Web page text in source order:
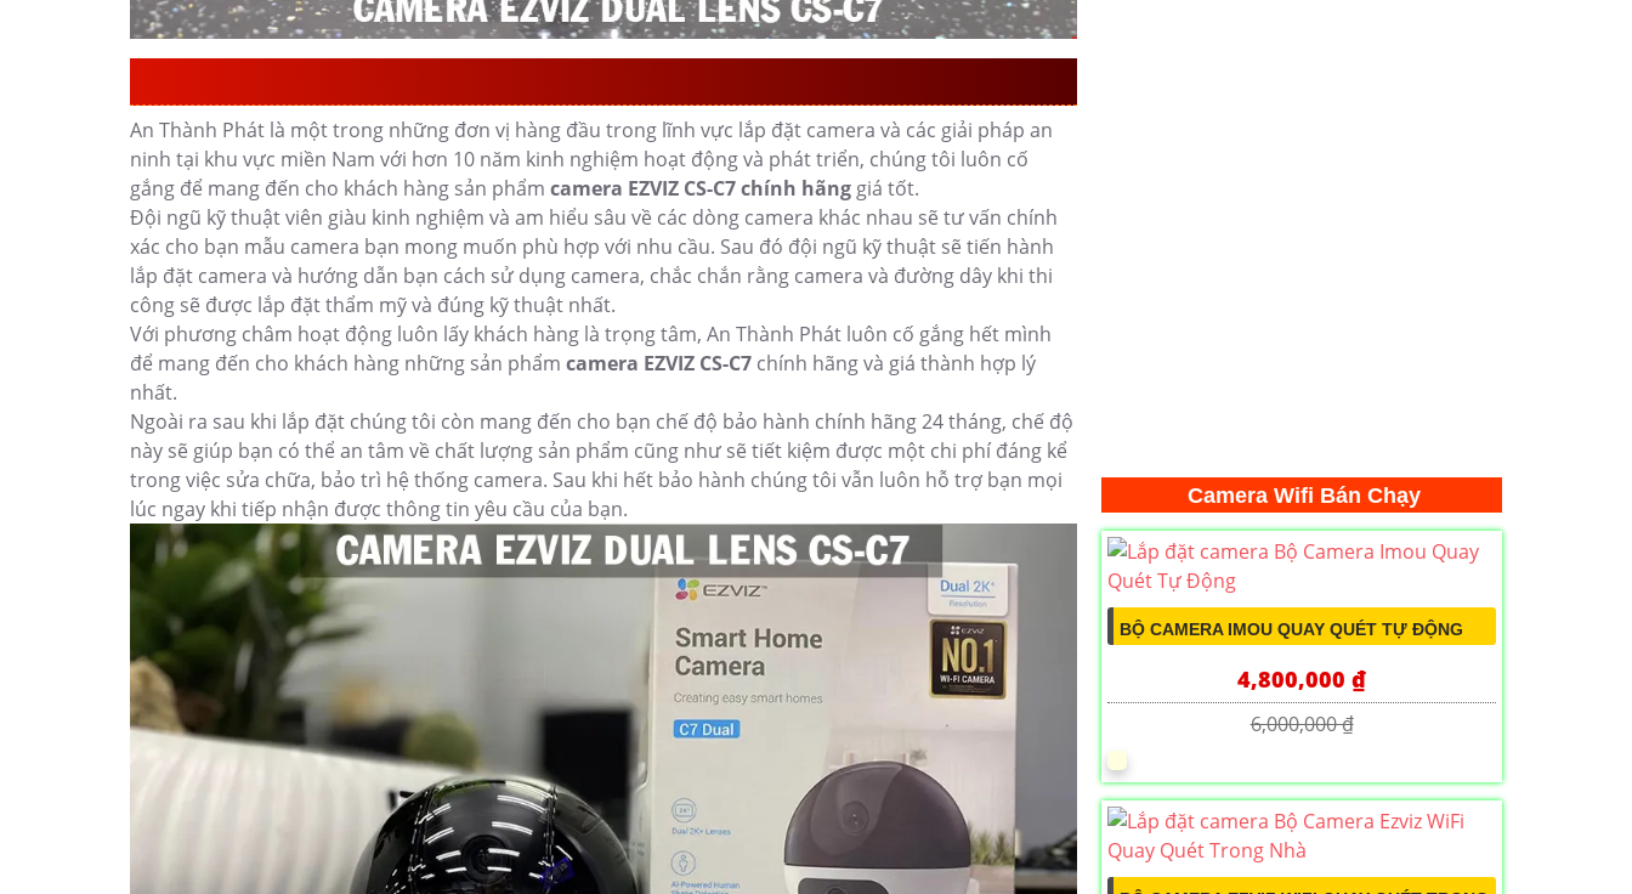
An Thành Phát là một trong những đơn vị hàng đầu trong lĩnh vực lắp đặt camera và các giải pháp an
ninh tại khu vực miền Nam với hơn 10 năm kinh nghiệm hoạt động và phát triển, chúng tôi luôn cố
gắng để mang đến cho khách hàng sản phẩm camera EZVIZ CS-C7 chính hãng giá tốt.
Đội ngũ kỹ thuật viên giàu kinh nghiệm và am hiểu sâu về các dòng camera khác nhau sẽ tư vấn chính
xác cho bạn mẫu camera bạn mong muốn phù hợp với nhu cầu. Sau đó đội ngũ kỹ thuật sẽ tiến hành
lắp đặt camera và hướng dẫn bạn cách sử dụng camera, chắc chắn rằng camera và đường dây khi thi
công sẽ được lắp đặt thẩm mỹ và đúng kỹ thuật nhất.
Với phương châm hoạt động luôn lấy khách hàng là trọng tâm, An Thành Phát luôn cố gắng hết mình
để mang đến cho khách hàng những sản phẩm camera EZVIZ CS-C7 chính hãng và giá thành hợp lý
nhất.
Ngoài ra sau khi lắp đặt chúng tôi còn mang đến cho bạn chế độ bảo hành chính hãng 24 tháng, chế độ
này sẽ giúp bạn có thể an tâm về chất lượng sản phẩm cũng như sẽ tiết kiệm được một chi phí đáng kể
trong việc sửa chữa, bảo trì hệ thống camera. Sau khi hết bảo hành chúng tôi vẫn luôn hỗ trợ bạn mọi
lúc ngay khi tiếp nhận được thông tin yêu cầu của bạn.
Camera Wifi Bán Chạy
BỘ CAMERA IMOU QUAY QUÉT TỰ ĐỘNG
4,800,000 ₫
6,000,000 ₫